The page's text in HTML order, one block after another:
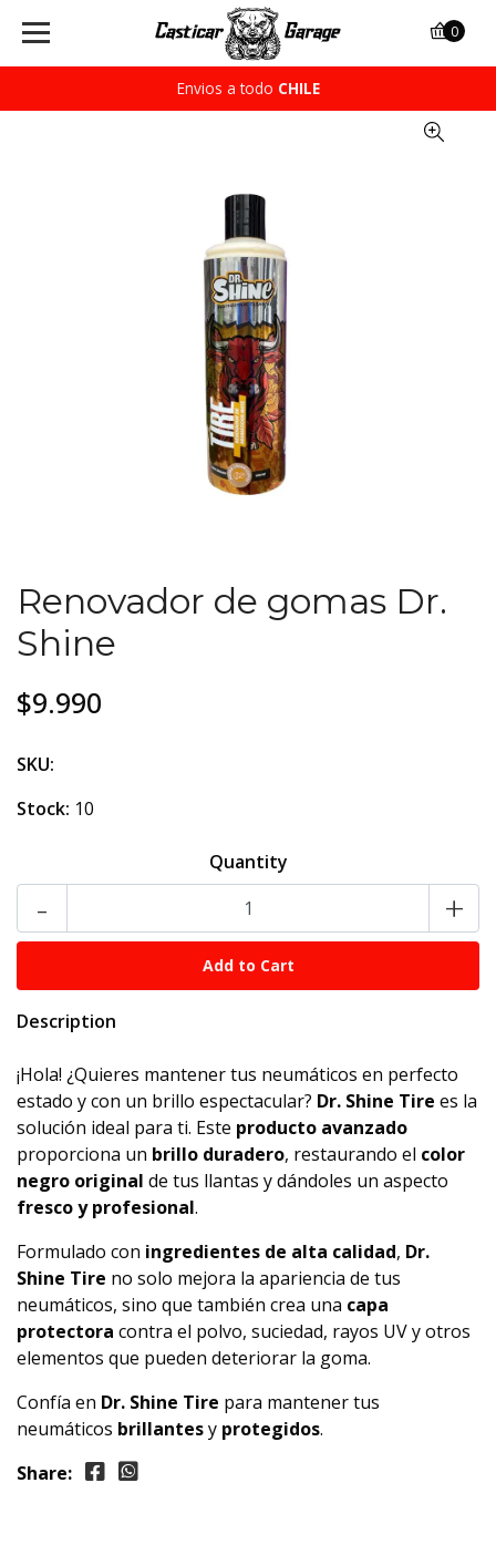
Envios a todo CHILE
0
Renovador de gomas Dr.
Shine
$9.990
SKU:
Stock: 10
Quantity
- +
Description
¡Hola! ¿Quieres mantener tus neumáticos en perfecto
estado y con un brillo espectacular? Dr. Shine Tire es la
solución ideal para ti. Este producto avanzado
proporciona un brillo duradero, restaurando el color
negro original de tus llantas y dándoles un aspecto
fresco y profesional.
Formulado con ingredientes de alta calidad, Dr.
Shine Tire no solo mejora la apariencia de tus
neumáticos, sino que también crea una capa
protectora contra el polvo, suciedad, rayos UV y otros
elementos que pueden deteriorar la goma.
Confía en Dr. Shine Tire para mantener tus
neumáticos brillantesy protegidos.
Share: